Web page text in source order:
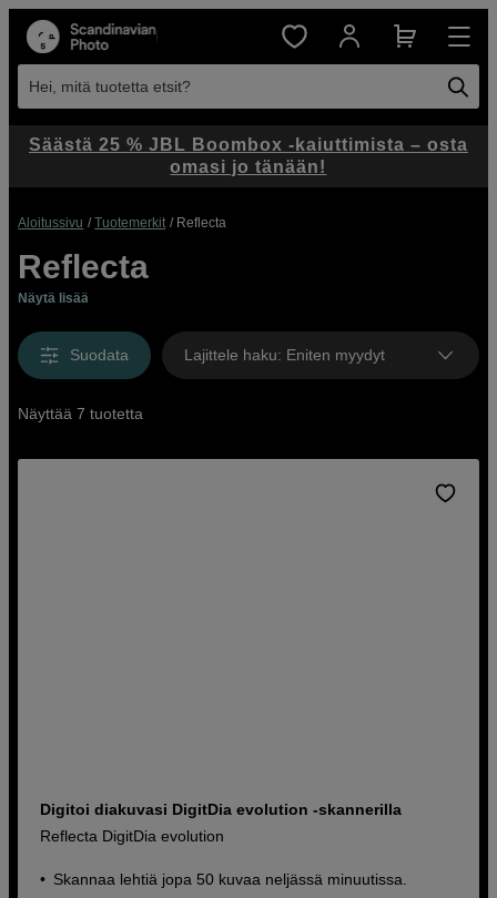
Hei, mitä tuotetta etsit?
Aloitussivu Tuotemerkit Reflecta
Reflecta
Näytä lisää
Suodata Lajittele haku: Eniten myydyt
Näyttää 7 tuotetta
Digitoi diakuvasi DigitDia evolution -skannerilla
Reflecta DigitDia evolution
Skannaa lehtiä jopa 50 kuvaa neljässä minuutissa.
Säästä 25 % JBL Boombox -kaiuttimista – osta
omasi jo tänään!